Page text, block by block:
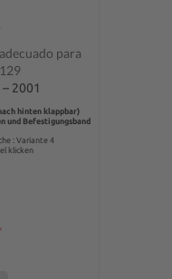
5 estrellaspara
2001
hinten klappbar)
und Befestigungsband
: Variante 4
klicken